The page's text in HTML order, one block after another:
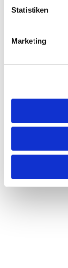
Statistiken
Marketing